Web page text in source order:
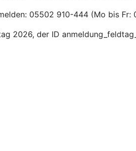
05502 910-444 (Mo bis Fr:
2026, der ID